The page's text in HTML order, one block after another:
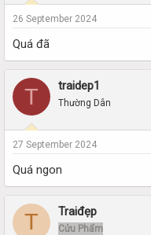
26 September 2024
Quá đã
T traidep1
Thường Dân
27 September 2024
Quá ngon
T Traiđẹp
Cửu Phẩm